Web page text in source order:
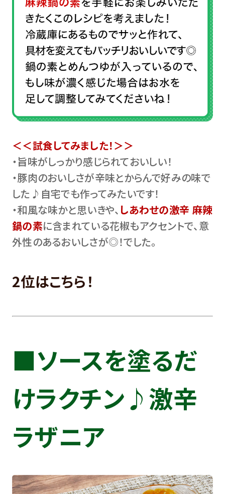
＜＜試食してみました！＞＞
・旨味がしっかり感じられておいしい！
・豚肉のおいしさが辛味とからんで好みの味で
した♪自宅でも作ってみたいです！
・和風な味かと思いきや、 しあわせの激辛 麻辣
鍋の素に含まれている花椒もアクセントで、意
外性のあるおいしさが◎！でした。
2位はこちら！
■ソースを塗るだ
けラクチン♪激辛
ラザニア